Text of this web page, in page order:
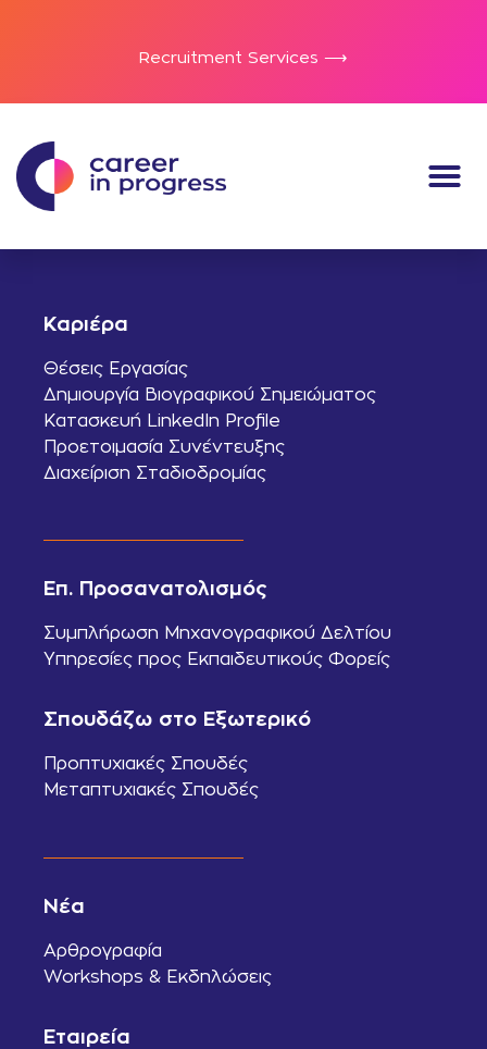
Recruitment Services ⟶
Καριέρα
Θέσεις Εργασίας
Δημιουργία Βιογραφικού Σημειώματος
Κατασκευή LinkedIn Profile
Προετοιμασία Συνέντευξης
Διαχείριση Σταδιοδρομίας
Επ. Προσανατολισμός
Συμπλήρωση Μηχανογραφικού Δελτίου
Υπηρεσίες προς Εκπαιδευτικούς Φορείς
Σπουδάζω στο Εξωτερικό
Προπτυχιακές Σπουδές
Μεταπτυχιακές Σπουδές
Νέα
Αρθρογραφία
Workshops & Εκδηλώσεις
Εταιρεία